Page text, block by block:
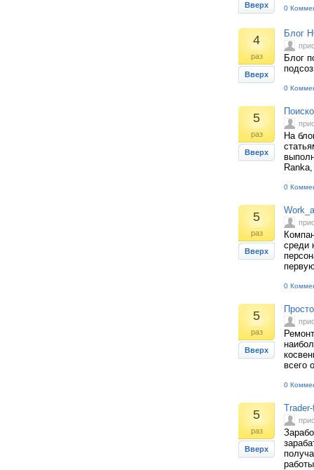
Вверх 0
4
раз
Вверх
Блог
Блог
0
5
раз
Вверх
На
0
5
раз
Вверх
среди
0
5
раз
Вверх
всего
0
5
раз
Вверх